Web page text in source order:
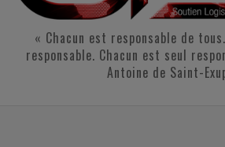
« Chacun est responsable de
responsable. Chacun est seul
Antoine de Saint-